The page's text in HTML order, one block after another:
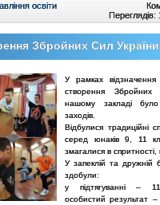
освіти
Переглядів:
Збройних Сил
У рамках відзначення
створення
нашому закладі
заходів.
Відбулися традиційні
серед юнаків 9, 11
змагалися в спритності,
У запеклій та дружній
здобули:
у підтягуванні –
особистий результат